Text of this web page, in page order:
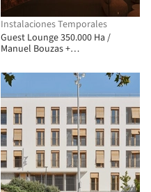
Instalaciones Temporales
Guest Lounge 350.000 Ha /
Manuel Bouzas +